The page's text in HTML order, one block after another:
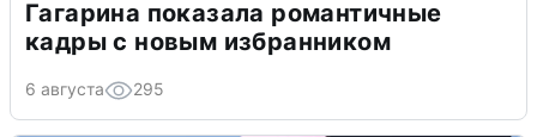
Гагарина показала романтичные
кадры с новым избранником
6 августа 295